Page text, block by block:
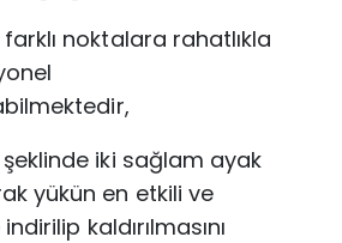
noktalara rahatlıkla
iki sağlam ayak
yükün en etkili ve
kaldırılmasını